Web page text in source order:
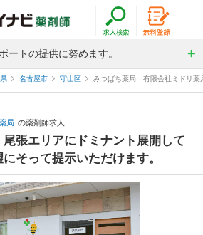
ートの提供に努めます。
名古屋市 守山区 みつばち薬局 有限会社ミドリ薬
局 の薬剤師求人
尾張エリアにドミナント展開して
そって提示いただけます。